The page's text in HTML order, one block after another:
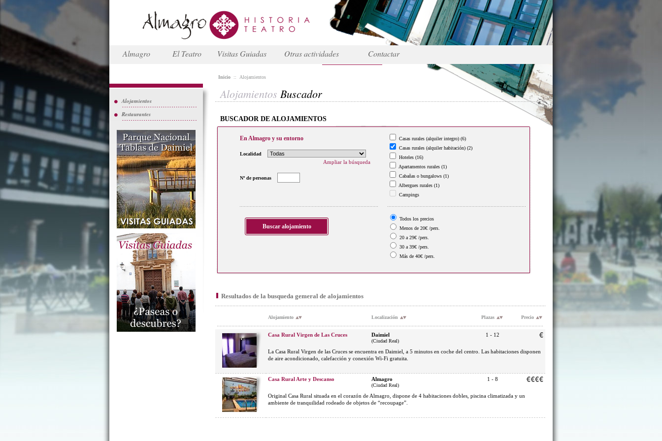
Almagro El Teatro Visitas Guiadas Otras actividades Contactar
Alojamientos
Restaurantes
Inicio :: Alojamientos
Alojamientos Buscador
BUSCADOR DE ALOJAMIENTOS
En Almagro y su entorno
Localidad
Ampliar la búsqueda
Nº de personas
Casas rurales (alquiler integro) (6)
Casas rurales (alquiler habitación) (2)
Hoteles (16)
Apartamentos rurales (1)
Cabañas o bungalows (1)
Albergues rurales (1)
Campings
Todos los precios
Menos de 20€ /pers.
20 a 29€ /pers.
30 a 39€ /pers.
Más de 40€ /pers.
Resultados de la busqueda gemeral de alojamientos
Alojamiento Localización Plazas Precio
Casa Rural Virgen de Las Cruces Daimiel
(Ciudad Real)
1 - 12
La Casa Rural Virgen de las Cruces se encuentra en Daimiel, a 5 minutos en coche del centro. Las habitaciones disponen
de aire acondicionado, calefacción y conexión Wi-Fi gratuita.
Casa Rural Arte y Descanso Almagro
(Ciudad Real)
1 - 8
Original Casa Rural situada en el corazón de Almagro, dispone de 4 habitaciones dobles, piscina climatizada y un
ambiente de tranquilidad rodeado de objetos de “recoupage”.